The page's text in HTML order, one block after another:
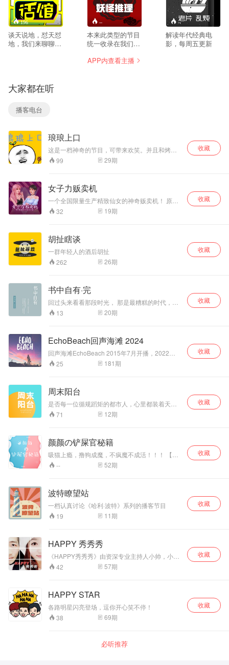
196
谈天说地，怼天怼
地，我们来聊聊时
--
本来此类型的节目
统一收录在我们的
辑当中，但是看有
望大家喜欢。 虽然
起名叫妖怪推理，
但是我相信后续当
闻，刑侦，本格，
变格等推理题材的
书籍或者话题，可
能也会放这里，嘿
--
解读年代经典电
影，每周五更新
APP内查看主播
大家都在听
播客电台
琅琅上口
这是一档神奇的节目，可带来欢笑。并且和烤串
关东煮一样......让你开心
99 29期
收藏
女子力贩卖机
一个全国限量生产精致仙女的神奇贩卖机！ 原材
料＝最先锋的女性意识＋最有趣的女性话题＋最
奇怪的女主播 每周六晚7:30准时出货，TAKO和
你的，这么年轻就认识了我们
32 19期
收藏
胡扯瞎谈
一群年轻人的酒后胡扯
262
26期
收藏
书中自有·完
回过头来看看那段时光， 那是最糟糕的时代，也
是最好的时代， 书中有想要的一切，一切都在书
中。
13 20期
收藏
EchoBeach回声海滩 2024
回声海滩EchoBeach 2015年7月开播，2022年
起为不定期更新。 如果你喜欢我们的节目可以搜
索“回声海滩” 关注我们的公众平台：回声海滩
25 181期
收藏
周末阳台
是否每一位循规蹈矩的都市人，心里都装着天马
行空的人生幻想？ 《周末阳台》用温柔而有趣的
方式，帮助奔波劳碌的你进入乌托邦，带你发现
台》是一档杂谈类都市播客，由阿卷、辣辣、味
美思、Jennifer四位主播分享成长中的爆笑瞬间，
探讨漫漫人生的是非观，科普然并卵的冷知识。
和你一起聊烟火人间寻常事，展忙里偷闲开心
颜。 不慌不忙，眼里有光。
71 12期
收藏
颜颜の铲屎官秘籍
吸猫上瘾，撸狗成魔，不疯魔不成活！！！ 【吸
猫撸狗】我们是认真的！ 专辑简介：为你分享猫
星人，汪星人的冷知识！ 期数：第一季·12期 内
识？ 第二期：关于狗狗你不知道的10个冷！知！
识？ 第三期：跟古人比【吸猫撸狗】你差远了！
第四期：这些书你都没有看过，还敢说你爱吸猫
撸狗？ 第五期：这些电影你都没有看过，还敢说
你爱吸猫撸狗？ 第六期：到底要不要给猫or狗做
····分享征集稿件···· 第10期：··惊喜呈现···· 第11
期：···惊喜呈现···· 第12期：···惊喜呈现···· 征集：
（欢迎在每期评论底部留言，我们会在后期挑选
有意思的播出哦！） 和猫咪有关的趣事！ 你为你
儿？ 养一只心机猫是一种什么体验？ ···· 主创团
阵主播：哲均 | 晴和 | 魏宁 【芥子须弥FM】简
介：非正规，民办电台。作品：爵迹〡天心月圆|
博：芥子须弥FM v·xin：jiezixumi520， 扣扣社
-- 52期
收藏
波特瞭望站
一档认真讨论《哈利·波特》系列的播客节目
19
11期
收藏
HAPPY 秀秀秀
《HAPPY秀秀秀》由资深专业主持人小帅，小花
担纲，他们十余年主持风格独树一帜，用生活
化，诙谐、幽默的语言将信息传达给受众。节目
笑话风趣解读和机智“现挂”，给听众带来快乐、共
鸣和回味。
42 57期
收藏
HAPPY STAR
各路明星闪亮登场，逗你开心笑不停！
38
69期
收藏
必听推荐